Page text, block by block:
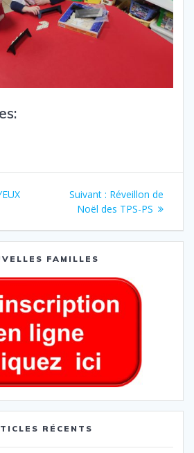
Suivant : Réveillon de
Noël des TPS-PS
FAMILLES
RÉCENTS